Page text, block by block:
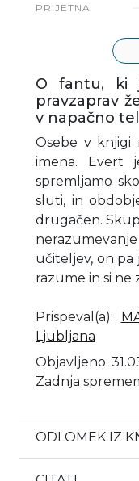
PRIJETNA
O fantu, ki
pravzaprav
v napačno
Osebe v knjigi
imena. Evert
spremljamo
sluti, in
drugačen.
učiteljev, on pa
razume in si ne
Prispeval(a):
Ljubljana
Objavljeno:
Zadnja
ODLOMEK IZ